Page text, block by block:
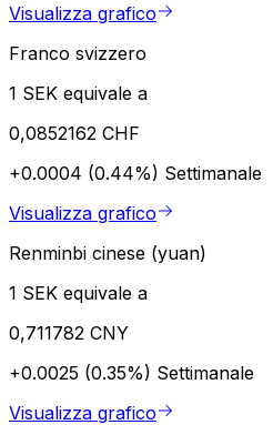
Visualizza grafico
Franco svizzero
1 SEK equivale a
0,0852162 CHF
+0.0004 (0.44%) Settimanale
Visualizza grafico
Renminbi cinese (yuan)
1 SEK equivale a
0,711782 CNY
+0.0025 (0.35%) Settimanale
Visualizza grafico